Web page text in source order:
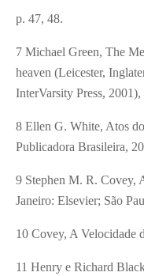
p. 47, 48.
7 Michael Green, The
heaven (Leicester,
InterVarsity Press, 2001),
8 Ellen G. White, Atos
Publicadora Brasileira,
9 Stephen M. R. Covey,
Janeiro: Elsevier; São
10 Covey, A Velocidade
11 Henry e Richard